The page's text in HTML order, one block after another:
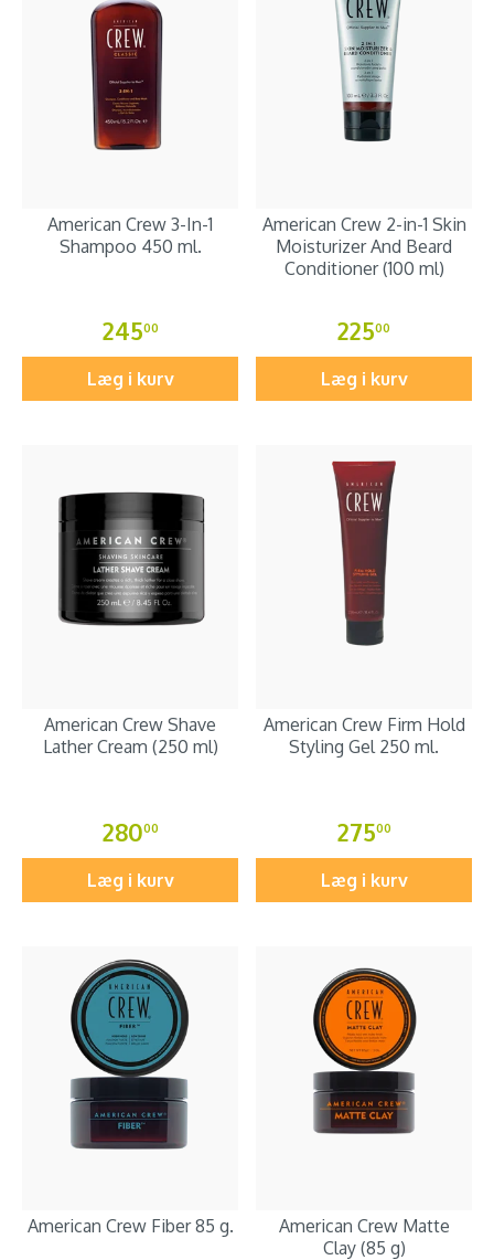
American Crew 3-In-1
Shampoo 450 ml.
24500
Læg i kurv
American Crew 2-in-1 Skin
Moisturizer And Beard
Conditioner (100 ml)
22500
Læg i kurv
American Crew Shave
Lather Cream (250 ml)
28000
Læg i kurv
American Crew Firm Hold
Styling Gel 250 ml.
27500
Læg i kurv
American Crew Fiber 85 g.
American Crew Matte
Clay (85 g)